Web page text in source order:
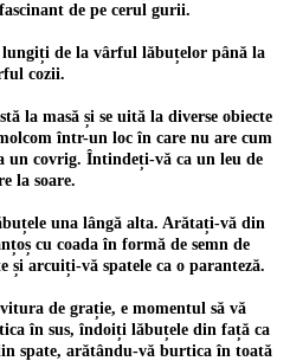
de pe cerul gurii.
de la vârful lăbuțelor până la
cozii.
la masă și se uită la diverse obiecte
într-un loc în care nu are cum
un covrig. Întindeți-vă ca un leu de
la soare.
una lângă alta. Arătați-vă din
cu coada în formă de semn de
și arcuiți-vă spatele ca o paranteză.
de grație, e momentul să vă
în sus, îndoiți lăbuțele din față ca
spate, arătându-vă burtica în toată